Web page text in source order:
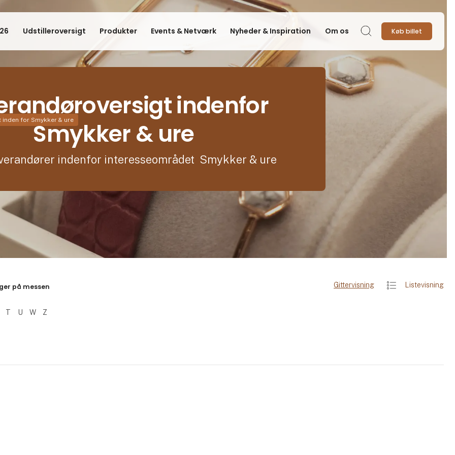
Udstilleroversigt Produkter Events & Netværk Nyheder & Inspiration Om os Søg Køb billet
for Smykker & ure
indenfor
Smykker & ure
indenfor interesseområdet Smykker & ure
på messen
T U W Z
Gittervisning Listevisning